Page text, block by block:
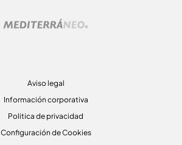
Aviso legal
Información corporativa
Politica de privacidad
Configuración de Cookies